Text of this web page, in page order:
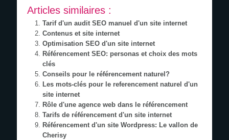
Articles similaires :
Tarif d'un audit SEO manuel d'un site internet
Contenus et site internet
Optimisation SEO d'un site internet
Référencement SEO: personas et choix des mots
clés
Conseils pour le référencement naturel?
Les mots-clés pour le referencement naturel d'un
site internet
Rôle d'une agence web dans le référencement
Tarifs de référencement d'un site internet
Référencement d'un site Wordpress: Le vallon de
Cherisy